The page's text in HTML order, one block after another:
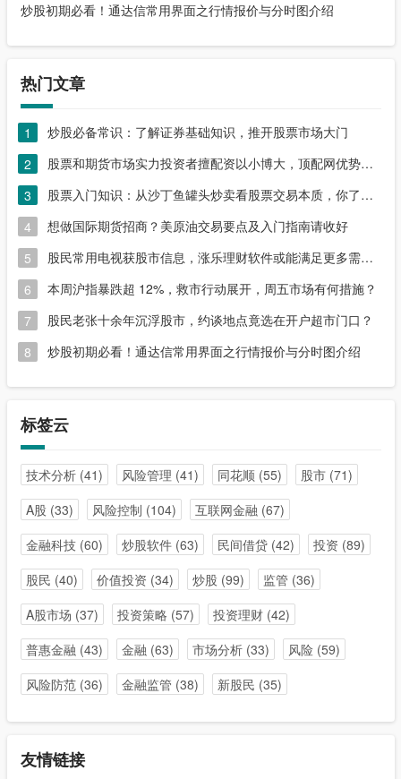
炒股初期必看！通达信常用界面之行情报价与分时图介绍
热门文章
1
炒股必备常识：了解证券基础知识，推开股票市场大门
2
股票和期货市场实力投资者擅配资以小博大，顶配网优势尽显
3
股票入门知识：从沙丁鱼罐头炒卖看股票交易本质，你了解吗？
4
想做国际期货招商？美原油交易要点及入门指南请收好
5
股民常用电视获股市信息，涨乐理财软件或能满足更多需求？
6
本周沪指暴跌超 12%，救市行动展开，周五市场有何措施？
7
股民老张十余年沉浮股市，约谈地点竟选在开户超市门口？
8
炒股初期必看！通达信常用界面之行情报价与分时图介绍
标签云
技术分析(41) 风险管理 (41) 同花顺(55) 股市(71)
A股 (33) 风险控制 (104) 互联网金融 (67)
金融科技(60) 炒股软件(63) 民间借贷(42) 投资 (89)
股民 (40) 价值投资 (34) 炒股 (99) 监管 (36)
A股市场 (37) 投资策略 (57) 投资理财(42)
普惠金融 (43) 金融 (63) 市场分析(33) 风险(59)
风险防范(36) 金融监管 (38) 新股民 (35)
友情链接